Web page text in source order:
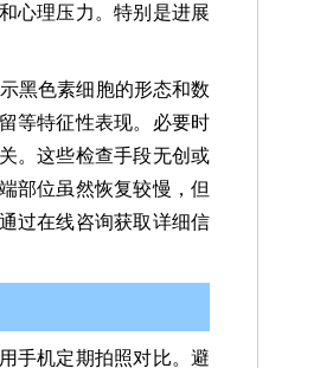
心理压力。特别是进展
黑色素细胞的形态和数
等特征性表现。必要时
。这些检查手段无创或
部位虽然恢复较慢，但
过在线咨询获取详细信
手机定期拍照对比。避